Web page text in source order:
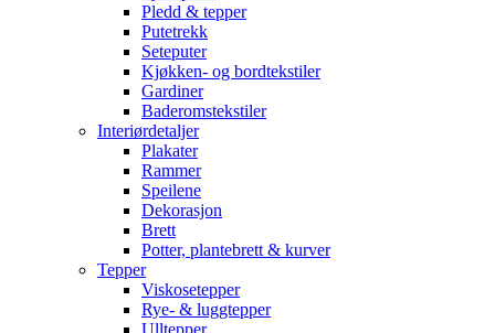
Pledd & tepper
Putetrekk
Seteputer
Kjøkken- og bordtekstiler
Gardiner
Baderomstekstiler
Interiørdetaljer
Plakater
Rammer
Speilene
Dekorasjon
Brett
Potter, plantebrett & kurver
Tepper
Viskosetepper
Rye- & luggtepper